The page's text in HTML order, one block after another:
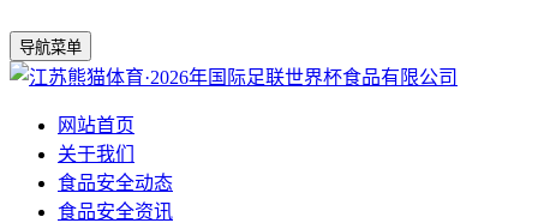
导航菜单
网站首页
关于我们
食品安全动态
食品安全资讯